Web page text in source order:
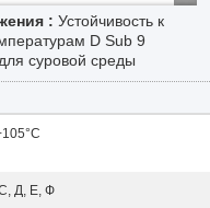
: Устойчивость к
D Sub 9
суровой среды
Д, Е, Ф